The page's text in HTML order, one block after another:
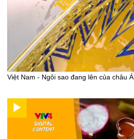
Việt Nam - Ngôi sao đang lên của châu Á